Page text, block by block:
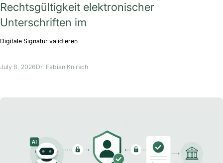
Rechtsgültigkeit elektronischer
Unterschriften im
Digitale Signatur validieren
July 8, 2026Dr. Fabian Knirsch